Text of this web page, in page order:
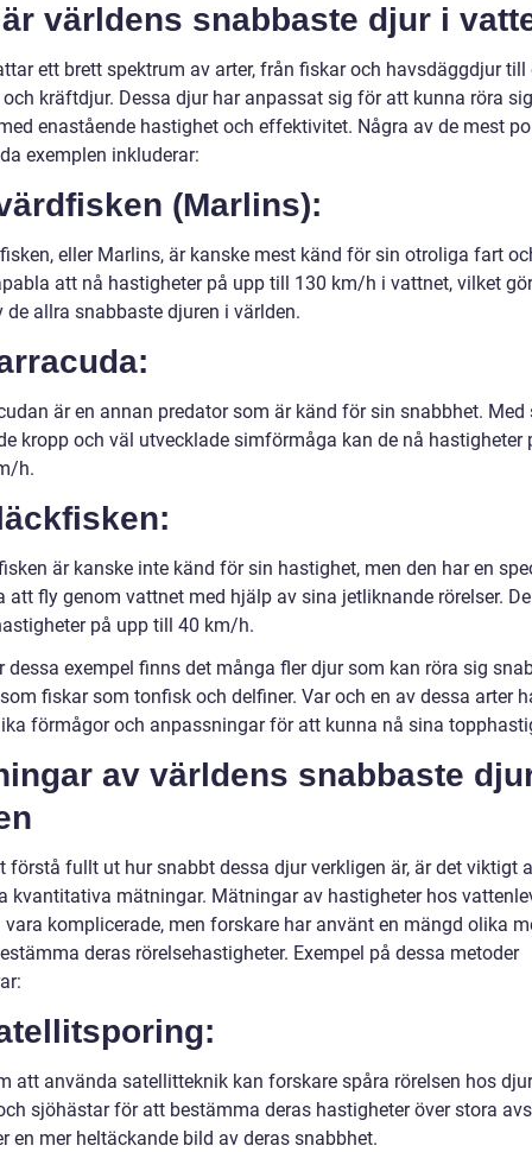
världens snabbaste djur i
ett brett spektrum av arter, från fiskar och havsdäggdjur till
kräftdjur. Dessa djur har anpassat sig för att kunna röra
enastående hastighet och effektivitet. Några av de mest
exemplen inkluderar:
(Marlins):
eller Marlins, är kanske mest känd för sin otroliga fart
att nå hastigheter på upp till 130 km/h i vattnet, vilket
de allra snabbaste djuren i världen.
är en annan predator som är känd för sin snabbhet. Med
kropp och väl utvecklade simförmåga kan de nå hastigheter
h.
är kanske inte känd för sin hastighet, men den har en
att fly genom vattnet med hjälp av sina jetliknande rörelser.
på upp till 40 km/h.
dessa exempel finns det många fler djur som kan röra sig
fiskar som tonfisk och delfiner. Var och en av dessa arter
förmågor och anpassningar för att kunna nå sina
av världens snabbaste
förstå fullt ut hur snabbt dessa djur verkligen är, är det viktigt
kvantitativa mätningar. Mätningar av hastigheter hos
vara komplicerade, men forskare har använt en mängd olika
deras rörelsehastigheter. Exempel på dessa metoder
att använda satellitteknik kan forskare spåra rörelsen hos
sjöhästar för att bestämma deras hastigheter över stora
en mer heltäckande bild av deras snabbhet.